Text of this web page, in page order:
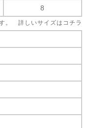
8
。 詳しいサイズは コチラ